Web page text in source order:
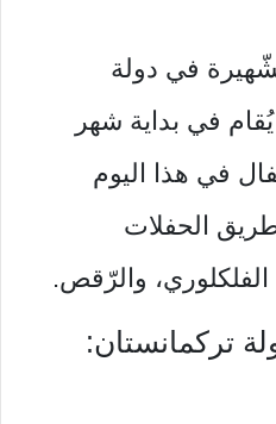
في دولة
في بداية شهر
في هذا اليوم
الحفلات
الفلكلوري، والرّقص.
تركمانستان: